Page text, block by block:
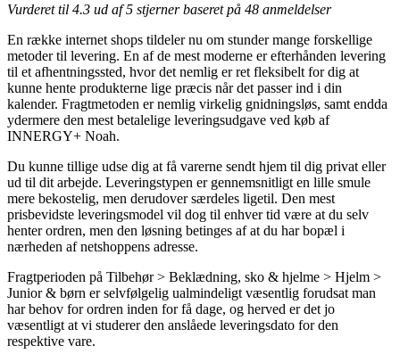
Vurderet til 4.3 ud af 5 stjerner baseret på 48 anmeldelser
En række internet shops tildeler nu om stunder mange forskellige
metoder til levering. En af de mest moderne er efterhånden levering
til et afhentningssted, hvor det nemlig er ret fleksibelt for dig at
kunne hente produkterne lige præcis når det passer ind i din
kalender. Fragtmetoden er nemlig virkelig gnidningsløs, samt endda
ydermere den mest betalelige leveringsudgave ved køb af
INNERGY+ Noah.
Du kunne tillige udse dig at få varerne sendt hjem til dig privat eller
ud til dit arbejde. Leveringstypen er gennemsnitligt en lille smule
mere bekostelig, men derudover særdeles ligetil. Den mest
prisbevidste leveringsmodel vil dog til enhver tid være at du selv
henter ordren, men den løsning betinges af at du har bopæl i
nærheden af netshoppens adresse.
Fragtperioden på Tilbehør > Beklædning, sko & hjelme > Hjelm >
Junior & børn er selvfølgelig ualmindeligt væsentlig forudsat man
har behov for ordren inden for få dage, og herved er det jo
væsentligt at vi studerer den anslåede leveringsdato for den
respektive vare.